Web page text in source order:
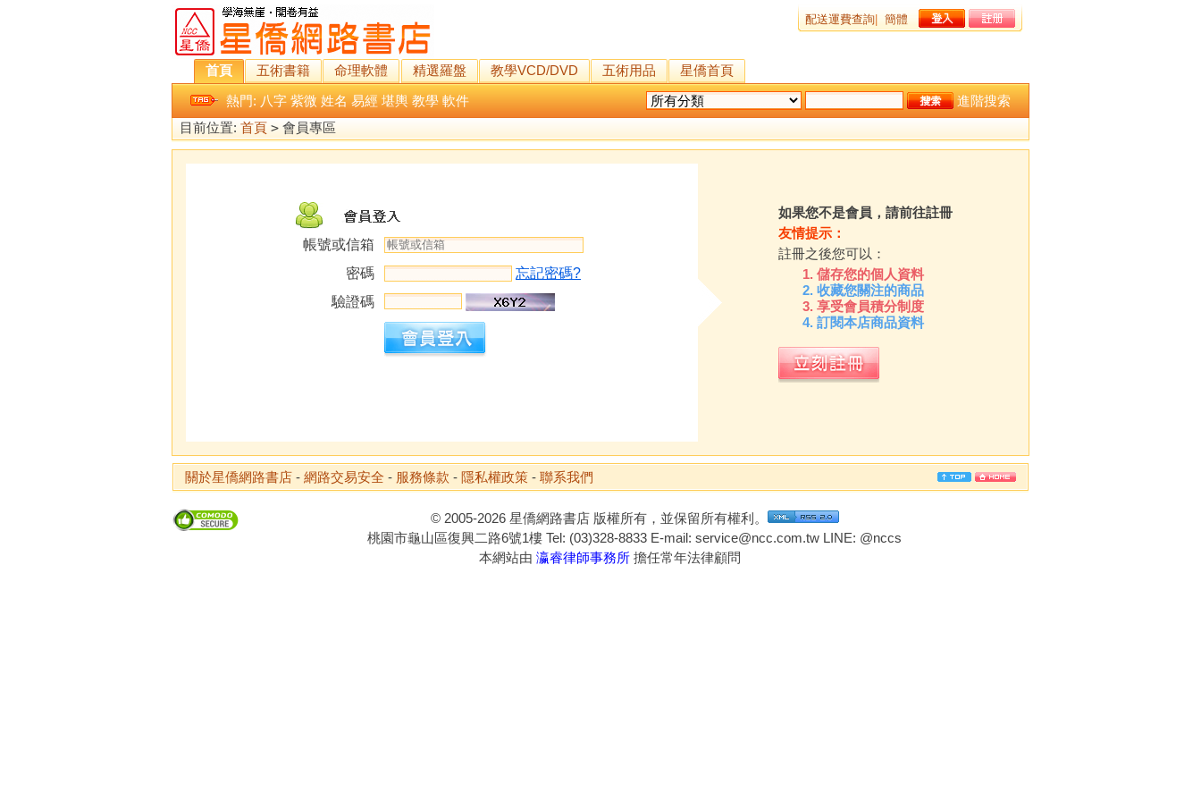
配送運費查詢 簡體
首頁 五術書籍 命理軟體 精選羅盤 教學VCD/DVD 五術用品
星僑首頁
熱門: 八字 紫微 姓名 易經 堪輿 教學 軟件
進階搜索
目前位置: 首頁 > 會員專區
帳號或信箱
密碼
忘記密碼?
驗證碼
如果您不是會員，請前往註冊
友情提示：
註冊之後您可以：
儲存您的個人資料
收藏您關注的商品
享受會員積分制度
訂閱本店商品資料
關於星僑網路書店 - 網路交易安全 - 服務條款 - 隱私權政策 - 聯系我們
© 2005-2026 星僑網路書店 版權所有，並保留所有權利。
桃園市龜山區復興二路6號1樓 Tel: (03)328-8833 E-mail: service@ncc.com.tw LINE: @nccs
本網站由 瀛睿律師事務所擔任常年法律顧問